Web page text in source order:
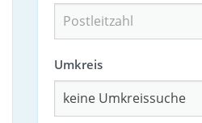
Umkreis